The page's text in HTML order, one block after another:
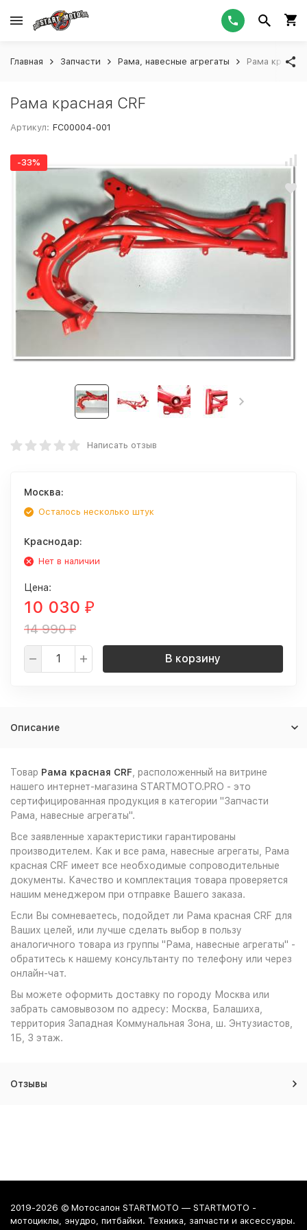
Главная Запчасти Рама, навесные агрегаты Рама красная
Рама красная CRF
Артикул: FC00004-001
-33%
Написать отзыв
Москва:
Осталось несколько штук
Краснодар:
Нет в наличии
Цена:
10 030 ₽
14 990₽
В корзину
Описание
Товар Рама красная CRF , расположенный на витрине
нашего интернет-магазина STARTMOTO.PRO - это
сертифицированная продукция в категории "Запчасти
Рама, навесные агрегаты".
Все заявленные характеристики гарантированы
производителем. Как и все рама, навесные агрегаты, Рама
красная CRF имеет все необходимые сопроводительные
документы. Качество и комплектация товара проверяется
нашим менеджером при отправке Вашего заказа.
Если Вы сомневаетесь, подойдет ли Рама красная CRF для
Ваших целей, или лучше сделать выбор в пользу
аналогичного товара из группы "Рама, навесные агрегаты" -
обратитесь к нашему консультанту по телефону или через
онлайн-чат.
Вы можете оформить доставку по городу Москва или
забрать самовывозом по адресу: Москва, Балашиха,
территория Западная Коммунальная Зона, ш. Энтузиастов,
1Б, 3 этаж.
Отзывы
2019-2026 © Мотосалон STARTMOTO — STARTMOTO -
мотоциклы, энудро, питбайки. Техника, запчасти и аксессуары.